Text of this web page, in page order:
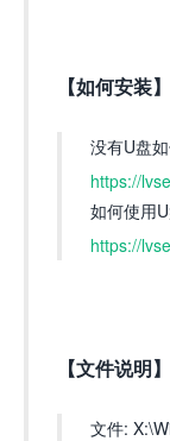
【如何安装】
没有U盘
https://
如何使用
https://
【文件说明】
文件: